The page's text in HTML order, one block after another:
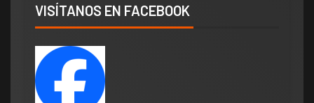
VISÍTANOS EN FACEBOOK